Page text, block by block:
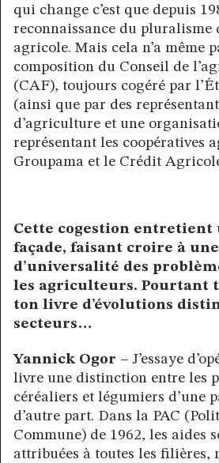
qui change c’est que depuis
reconnaissance du pluralisme
agricole. Mais cela n’a même
composition du Conseil de
(CAF), toujours cogéré par
(ainsi que par des
d’agriculture et une
représentant les coopératives
Groupama et le Crédit
Cette cogestion entretient
façade, faisant croire à
d’universalité des
les agriculteurs. Pourtant
ton livre d’évolutions
secteurs…
Yannick Ogor – J’essaye
livre une distinction entre les
céréaliers et légumiers d’une
d’autre part. Dans la PAC
Commune) de 1962, les aides
attribuées à toutes les filières,